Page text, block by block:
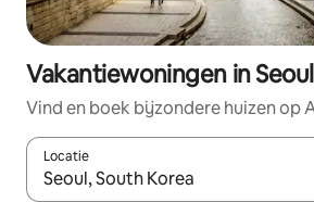
Vakantiewoningen in Seoul
Vind en boek bijzondere huizen op
Locatie
Wanneer er suggesties beschikbaar